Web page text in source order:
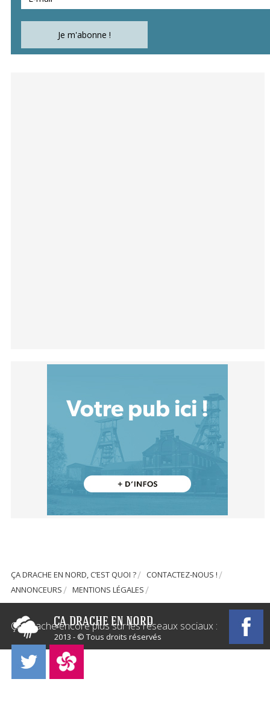
ÇA DRACHE EN NORD, C’EST QUOI ?
CONTACTEZ-NOUS !
ANNONCEURS
MENTIONS LÉGALES
2013 - © Tous droits réservés
Ça Drache encore plus sur les réseaux sociaux :